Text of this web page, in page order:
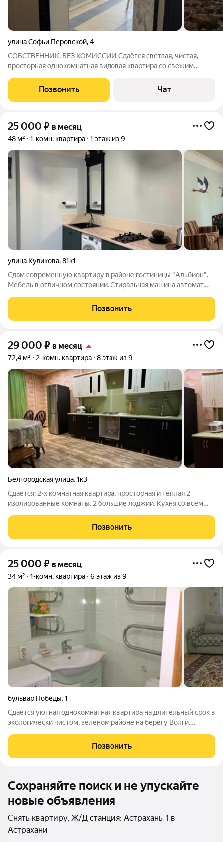
улица Софьи Перовской,4
СОБСТВЕННИК. БЕЗ КОМИССИИ Сдаётся светлая, чистая,
просторная однокомнатная видовая квартира со свежим
постройки. Общая площадь 45 кв. м, жилая площадь 24 кв. м,
Позвонить Чат
25 000 ₽ в месяц
48 м² 1-комн. квартира 1 этаж из 9
улица Куликова,81к1
Сдам современную квартиру в районе гостиницы "Альбион".
Мебель в отличном состоянии. Стиральная машина автомат,
Позвонить
29 000 ₽ в месяц
72,4 м² 2-комн. квартира 8 этаж из 9
Белгородская улица,1к3
Сдается: 2-х комнатная квартира, просторная и теплая 2
изолированные комнаты, 2 большие лоджии, Кухня со всем
электрика и сантехника в рабочем состоянии. Здесь все
отлично- и с
Позвонить
25 000 ₽ в месяц
34 м² 1-комн. квартира 6 этаж из 9
бульвар Победы,1
Сдается уютная однокомнатная квартира на длительный срок в
экологически чистом, зелёном районе на берегу Волги.
соседи спокойные, подъезд чистый. Всё необходимое для
комфортного проживания
Позвонить
Сохраняйте поиск и не упускайте
новые объявления
Снять квартиру, Ж/Д станция: Астрахань-1 в
Астрахани